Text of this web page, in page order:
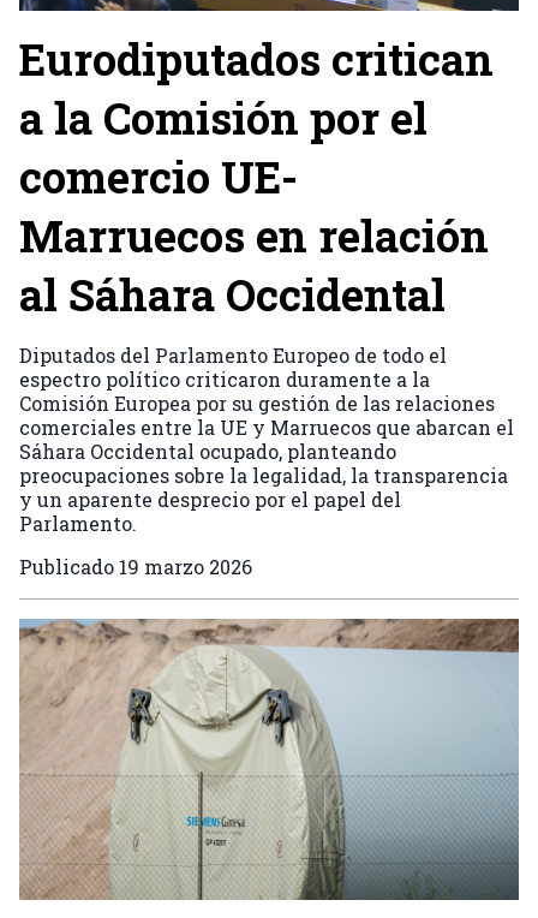
Eurodiputados critican
a la Comisión por el
comercio UE-
Marruecos en relación
al Sáhara Occidental
Diputados del Parlamento Europeo de todo el
espectro político criticaron duramente a la
Comisión Europea por su gestión de las relaciones
comerciales entre la UE y Marruecos que abarcan el
Sáhara Occidental ocupado, planteando
preocupaciones sobre la legalidad, la transparencia
y un aparente desprecio por el papel del
Parlamento.
Publicado 19 marzo 2026